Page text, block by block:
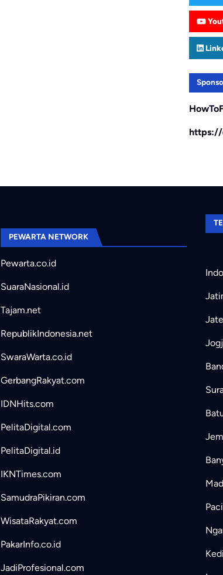
PEWARTA NETWORK
Pewarta.co.id
SuaraNasional.id
Tajam.net
RepublikIndonesia.net
SwaraWarta.co.id
GerbangRakyat.com
IDNHits.com
PelitaDigital.com
PelitaDigital.id
IKNTimes.com
SamudraPikiran.com
WisataRakyat.com
PakarInfo.co.id
JadiProfesional.com